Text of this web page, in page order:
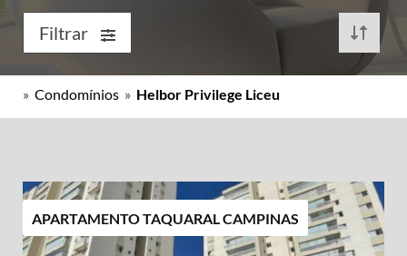
Filtrar
» Condomínios » Helbor Privilege Liceu
APARTAMENTO TAQUARAL CAMPINAS